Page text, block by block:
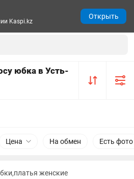
юбка в Усть-
Цена На обмен Есть фото
женские
Kaspi.kz
Открыть